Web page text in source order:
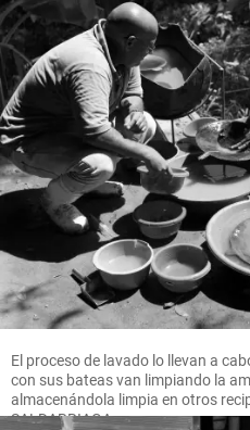
El proceso de lavado lo llevan a
con sus bateas van limpiando la
almacenándola limpia en otros
SALDARRIAGA